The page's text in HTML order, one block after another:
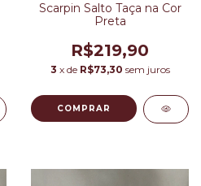
Scarpin Salto Taça na Cor
Preta
R$219,90
3 x de R$73,30 sem juros
COMPRAR